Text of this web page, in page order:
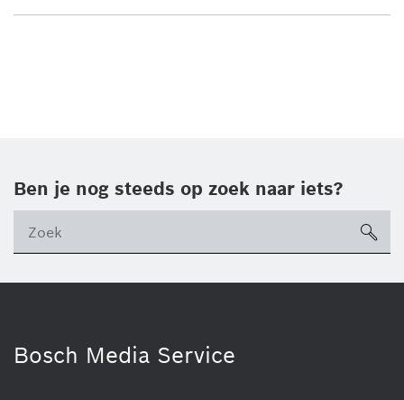
Ben je nog steeds op zoek naar iets?
Bosch Media Service